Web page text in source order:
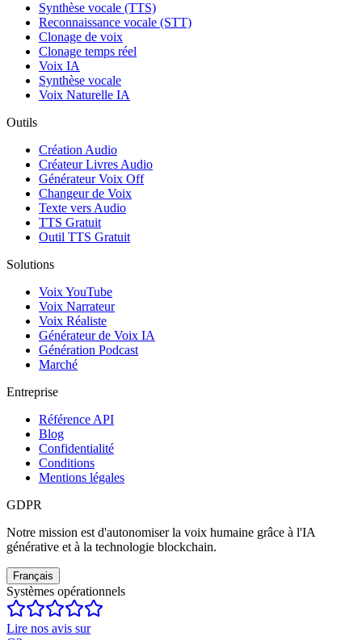
Synthèse vocale (TTS)
Reconnaissance vocale (STT)
Clonage de voix
Clonage temps réel
Voix IA
Synthèse vocale
Voix Naturelle IA
Outils
Création Audio
Créateur Livres Audio
Générateur Voix Off
Changeur de Voix
Texte vers Audio
TTS Gratuit
Outil TTS Gratuit
Solutions
Voix YouTube
Voix Narrateur
Voix Réaliste
Générateur de Voix IA
Génération Podcast
Marché
Entreprise
Référence API
Blog
Confidentialité
Conditions
Mentions légales
GDPR
Notre mission est d'autonomiser la voix humaine grâce à l'IA
générative et à la technologie blockchain.
Français
Systèmes opérationnels
Lire nos avis sur